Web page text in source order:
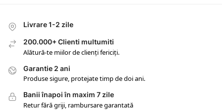
Livrare 1-2 zile
200.000+ Clienti multumiti
Alătură-te miilor de clienți fericiți.
Garantie 2 ani
Produse sigure, protejate timp de doi ani.
Banii înapoi în maxim 7 zile
Retur fără griji, rambursare garantată